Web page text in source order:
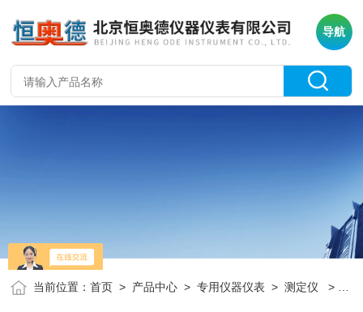
导航
当前位置：首页 > 产品中心 >专用仪器仪表 >测定仪 > H17721稻米出米率测定仪